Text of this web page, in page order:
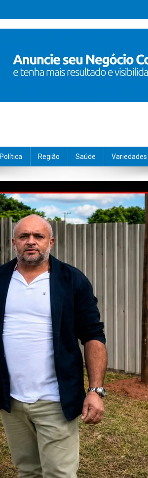
Política Região Saúde Variedades